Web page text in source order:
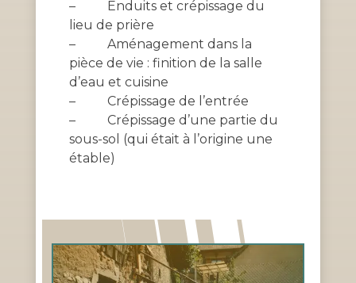
–
Enduits et crépissage du
lieu de prière
–
Aménagement dans la
pièce de vie : finition de la salle
d’eau et cuisine
–
Crépissage de l’entrée
–
Crépissage d’une partie du
sous-sol (qui était à l’origine une
étable)